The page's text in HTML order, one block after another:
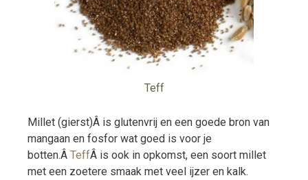
Teff
Millet (gierst)Â is glutenvrij en een goede bron van
mangaan en fosfor wat goed is voor je
botten.Â TeffÂ is ook in opkomst, een soort millet
met een zoetere smaak met veel ijzer en kalk.